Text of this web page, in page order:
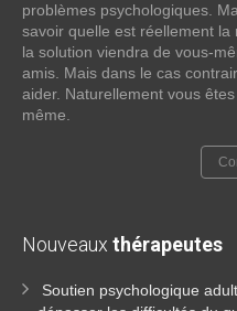
problèmes psychologiques.
savoir quelle est réellement la
la solution viendra de vous-
amis. Mais dans le cas
aider. Naturellement vous
même.
Nouveaux thérapeutes
Soutien psychologique